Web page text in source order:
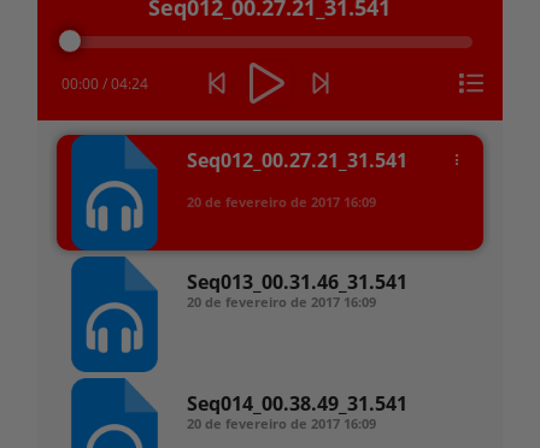
áudio
Seq012_00.27.21_31.541
00:00 /04:24
Seq012_00.27.21_31.541
20 de fevereiro de 2017 16:09
Seq013_00.31.46_31.541
20 de fevereiro de 2017 16:09
Seq014_00.38.49_31.541
20 de fevereiro de 2017 16:09